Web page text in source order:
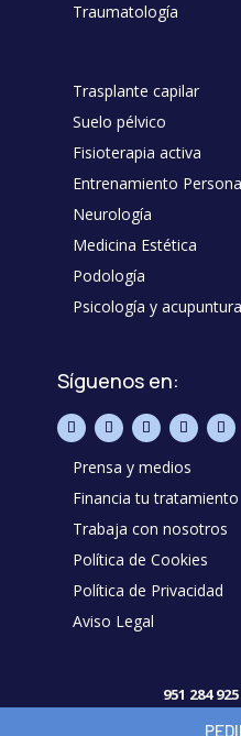
951 284 925
Traumatología
Trasplante capilar
Suelo pélvico
Fisioterapia activa
Entrenamiento
Neurología
Medicina Estética
Podología
Psicología y acupuntura
Síguenos en:
Prensa y medios
Financia tu tratamiento
Trabaja con nosotros
Política de Cookies
Política de Privacidad
Aviso Legal